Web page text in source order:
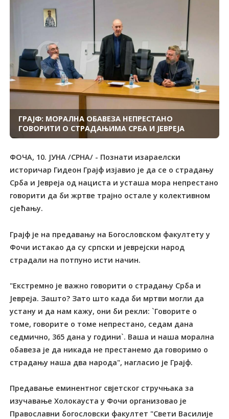
ГРАЈФ: МОРАЛНА ОБАВЕЗА НЕПРЕСТАНО
ГОВОРИТИ О СТРАДАЊИМА СРБА И ЈЕВРЕЈА
ФОЧА, 10. ЈУНА /СРНА/ - Познати изараелски
историчар Гидеон Грајф изјавио је да се о страдању
Срба и Јевреја од нациста и усташа мора непрестано
говорити да би жртве трајно остале у колективном
сјећању.
Грајф је на предавању на Богословском факултету у
Фочи истакао да су српски и јеврејски народ
страдали на потпуно исти начин.
"Екстремно је важно говорити о страдању Срба и
Јевреја. Зашто? Зато што када би мртви могли да
устану и да нам кажу, они би рекли: `Говорите о
томе, говорите о томе непрестано, седам дана
седмично, 365 дана у години`. Ваша и наша морална
обавеза је да никада не престанемо да говоримо о
страдању наша два народа", нагласио је Грајф.
Предавање еминентног свјетског стручњака за
изучавање Холокауста у Фочи организовао је
Православни богословски факултет "Свети Василије